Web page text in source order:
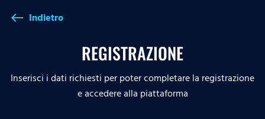
west Indietro
REGISTRAZIONE
Inserisci i dati richiesti per poter completare la registrazione
e accedere alla piattaforma